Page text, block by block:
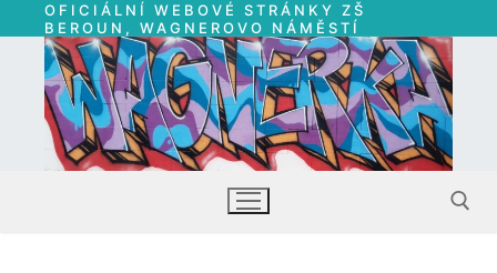
Přeskočit
na
obsah
OFICIÁLNÍ WEBOVÉ STRÁNKY ZŠ
BEROUN, WAGNEROVO NÁMĚSTÍ